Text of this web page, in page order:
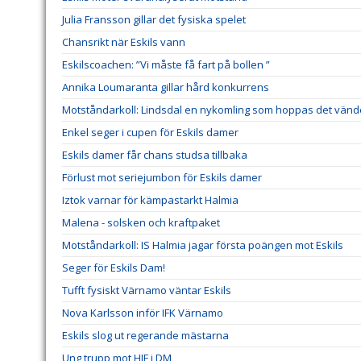
Julia Fransson gillar det fysiska spelet
Chansrikt när Eskils vann
Eskilscoachen: ”Vi måste få fart på bollen ”
Annika Loumaranta gillar hård konkurrens
Motståndarkoll: Lindsdal en nykomling som hoppas det
Enkel seger i cupen för Eskils damer
Eskils damer får chans studsa tillbaka
Förlust mot seriejumbon för Eskils damer
Iztok varnar för kämpastarkt Halmia
Malena - solsken och kraftpaket
Motståndarkoll: IS Halmia jagar första poängen mot Eskils
Seger för Eskils Dam!
Tufft fysiskt Värnamo väntar Eskils
Nova Karlsson inför IFK Värnamo
Eskils slog ut regerande mästarna
Ung trupp mot HIF i DM